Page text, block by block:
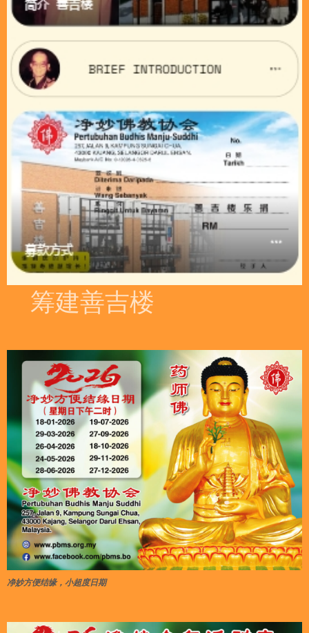
筹建善吉楼
净妙方便结缘，小超度日期